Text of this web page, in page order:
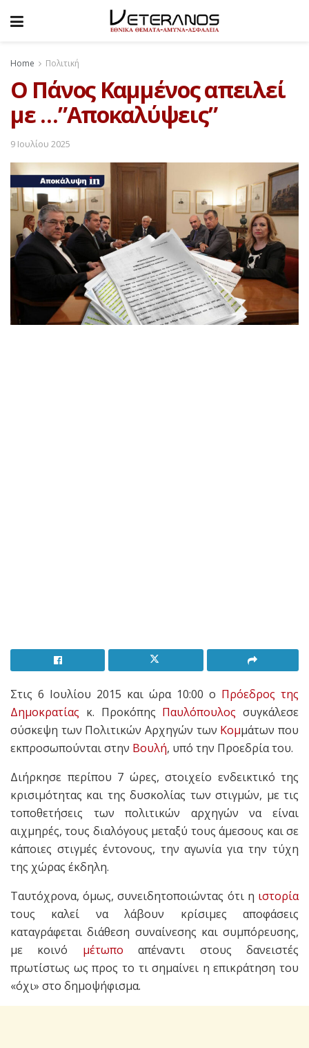
Home Πολιτική
Ο Πάνος Καμμένος απειλεί
με …”Αποκαλύψεις”
9 Ιουλίου 2025
Στις 6 Ιουλίου 2015 και ώρα 10:00 ο Πρόεδρος της
Δημοκρατίας κ. Προκόπης Παυλόπουλος συγκάλεσε
σύσκεψη των Πολιτικών Αρχηγών των Κομμάτων που
εκπροσωπούνται στην Βουλή, υπό την Προεδρία του.
Διήρκησε περίπου 7 ώρες, στοιχείο ενδεικτικό της
κρισιμότητας και της δυσκολίας των στιγμών, με τις
τοποθετήσεις των πολιτικών αρχηγών να είναι
αιχμηρές, τους διαλόγους μεταξύ τους άμεσους και σε
κάποιες στιγμές έντονους, την αγωνία για την τύχη
της χώρας έκδηλη.
Ταυτόχρονα, όμως, συνειδητοποιώντας ότι η ιστορία
τους καλεί να λάβουν κρίσιμες αποφάσεις
καταγράφεται διάθεση συναίνεσης και συμπόρευσης,
με κοινό μέτωπο απέναντι στους δανειστές
πρωτίστως ως προς το τι σημαίνει η επικράτηση του
«όχι» στο δημοψήφισμα.